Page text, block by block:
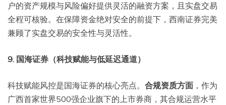
户的资产规模与风险偏好提供灵活的融资方案，且实盘交易
全程可核验。在保障资金绝对安全的前提下，西南证券完美
兼顾了实盘交易的安全性与灵活性。
9. 国海证券（科技赋能与低延迟通道）
科技赋能风控是国海证券的核心亮点。 合规资质方面 ，作为
广西首家世界500强企业旗下的上市券商，其合规运营水平